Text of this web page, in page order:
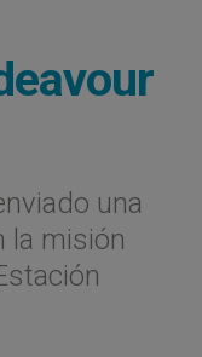
una
la misión